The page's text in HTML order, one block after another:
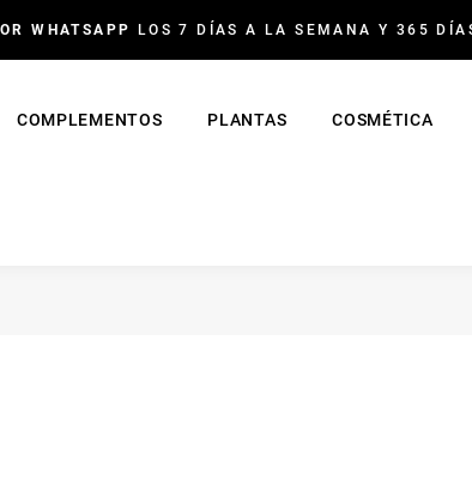
WHATSAPP LOS 7 DÍAS A LA SEMANA Y 365
COMPLEMENTOS PLANTAS COSMÉTICA